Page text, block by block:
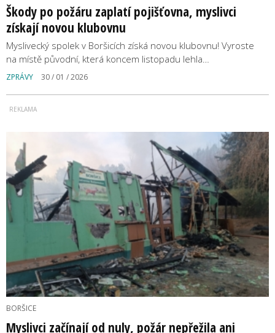
Škody po požáru zaplatí pojišťovna, myslivci
získají novou klubovnu
Myslivecký spolek v Boršicích získá novou klubovnu! Vyroste
na místě původní, která koncem listopadu lehla…
ZPRÁVY 30 / 01 / 2026
BORŠICE
Myslivci začínají od nuly, požár nepřežila ani